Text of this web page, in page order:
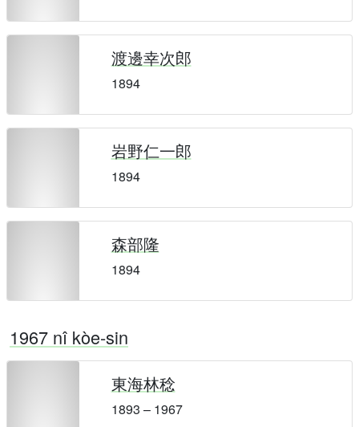
渡邊幸次郎
1894
岩野仁一郎
1894
森部隆
1894
1967 nî kòe-sin
東海林稔
1893 – 1967